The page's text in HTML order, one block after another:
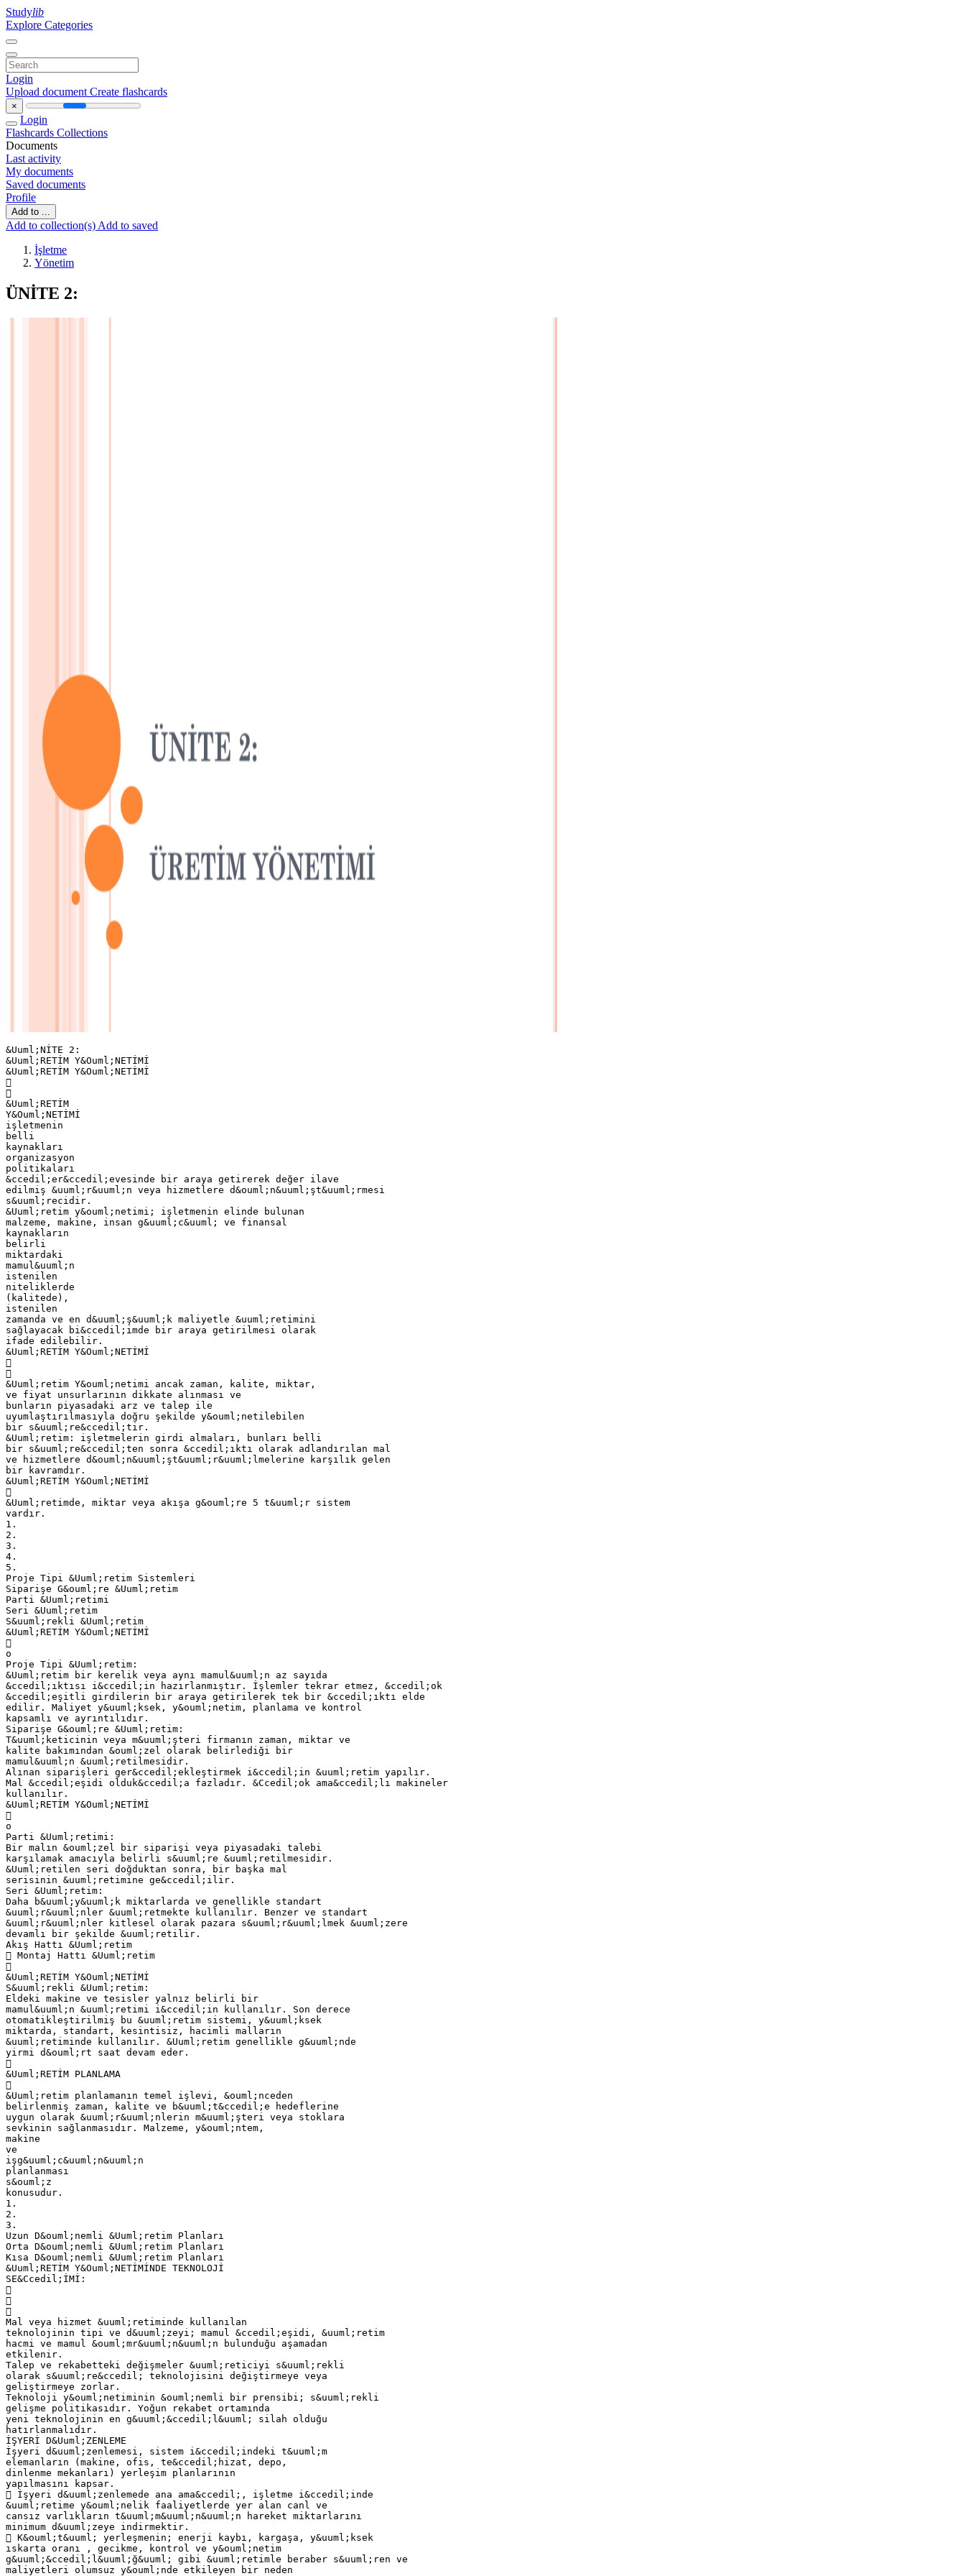
Studylib
Explore Categories
Login
Upload document Create flashcards
×
Login
Flashcards Collections
Documents
Last activity
My documents
Saved documents
Profile
Add to ...
Add to collection(s) Add to saved
İşletme
Yönetim
ÜNİTE 2:
&Uuml;NİTE 2:
&Uuml;RETİM Y&Ouml;NETİMİ
&Uuml;RETİM Y&Ouml;NETİMİ


&Uuml;RETİM
Y&Ouml;NETİMİ
işletmenin
belli
kaynakları
organizasyon
politikaları
&ccedil;er&ccedil;evesinde bir araya getirerek değer ilave
edilmiş &uuml;r&uuml;n veya hizmetlere d&ouml;n&uuml;şt&uuml;rmesi
s&uuml;recidir.
&Uuml;retim y&ouml;netimi; işletmenin elinde bulunan
malzeme, makine, insan g&uuml;c&uuml; ve finansal
kaynakların
belirli
miktardaki
mamul&uuml;n
istenilen
niteliklerde
(kalitede),
istenilen
zamanda ve en d&uuml;ş&uuml;k maliyetle &uuml;retimini
sağlayacak bi&ccedil;imde bir araya getirilmesi olarak
ifade edilebilir.
&Uuml;RETİM Y&Ouml;NETİMİ


&Uuml;retim Y&ouml;netimi ancak zaman, kalite, miktar,
ve fiyat unsurlarının dikkate alınması ve
bunların piyasadaki arz ve talep ile
uyumlaştırılmasıyla doğru şekilde y&ouml;netilebilen
bir s&uuml;re&ccedil;tir.
&Uuml;retim: işletmelerin girdi almaları, bunları belli
bir s&uuml;re&ccedil;ten sonra &ccedil;ıktı olarak adlandırılan mal
ve hizmetlere d&ouml;n&uuml;şt&uuml;r&uuml;lmelerine karşılık gelen
bir kavramdır.
&Uuml;RETİM Y&Ouml;NETİMİ

&Uuml;retimde, miktar veya akışa g&ouml;re 5 t&uuml;r sistem
vardır.
1.
2.
3.
4.
5.
Proje Tipi &Uuml;retim Sistemleri
Siparişe G&ouml;re &Uuml;retim
Parti &Uuml;retimi
Seri &Uuml;retim
S&uuml;rekli &Uuml;retim
&Uuml;RETİM Y&Ouml;NETİMİ

o
Proje Tipi &Uuml;retim:
&Uuml;retim bir kerelik veya aynı mamul&uuml;n az sayıda
&ccedil;ıktısı i&ccedil;in hazırlanmıştır. İşlemler tekrar etmez, &ccedil;ok
&ccedil;eşitli girdilerin bir araya getirilerek tek bir &ccedil;ıktı elde
edilir. Maliyet y&uuml;ksek, y&ouml;netim, planlama ve kontrol
kapsamlı ve ayrıntılıdır.
Siparişe G&ouml;re &Uuml;retim:
T&uuml;keticinin veya m&uuml;şteri firmanın zaman, miktar ve
kalite bakımından &ouml;zel olarak belirlediği bir
mamul&uuml;n &uuml;retilmesidir.
Alınan siparişleri ger&ccedil;ekleştirmek i&ccedil;in &uuml;retim yapılır.
Mal &ccedil;eşidi olduk&ccedil;a fazladır. &Ccedil;ok ama&ccedil;lı makineler
kullanılır.
&Uuml;RETİM Y&Ouml;NETİMİ

o
Parti &Uuml;retimi:
Bir malın &ouml;zel bir siparişi veya piyasadaki talebi
karşılamak amacıyla belirli s&uuml;re &uuml;retilmesidir.
&Uuml;retilen seri doğduktan sonra, bir başka mal
serisinin &uuml;retimine ge&ccedil;ilir.
Seri &Uuml;retim:
Daha b&uuml;y&uuml;k miktarlarda ve genellikle standart
&uuml;r&uuml;nler &uuml;retmekte kullanılır. Benzer ve standart
&uuml;r&uuml;nler kitlesel olarak pazara s&uuml;r&uuml;lmek &uuml;zere
devamlı bir şekilde &uuml;retilir.
Akış Hattı &Uuml;retim
 Montaj Hattı &Uuml;retim

&Uuml;RETİM Y&Ouml;NETİMİ
S&uuml;rekli &Uuml;retim:
Eldeki makine ve tesisler yalnız belirli bir
mamul&uuml;n &uuml;retimi i&ccedil;in kullanılır. Son derece
otomatikleştirilmiş bu &uuml;retim sistemi, y&uuml;ksek
miktarda, standart, kesintisiz, hacimli malların
&uuml;retiminde kullanılır. &Uuml;retim genellikle g&uuml;nde
yirmi d&ouml;rt saat devam eder.

&Uuml;RETİM PLANLAMA

&Uuml;retim planlamanın temel işlevi, &ouml;nceden
belirlenmiş zaman, kalite ve b&uuml;t&ccedil;e hedeflerine
uygun olarak &uuml;r&uuml;nlerin m&uuml;şteri veya stoklara
sevkinin sağlanmasıdır. Malzeme, y&ouml;ntem,
makine
ve
işg&uuml;c&uuml;n&uuml;n
planlanması
s&ouml;z
konusudur.
1.
2.
3.
Uzun D&ouml;nemli &Uuml;retim Planları
Orta D&ouml;nemli &Uuml;retim Planları
Kısa D&ouml;nemli &Uuml;retim Planları
&Uuml;RETİM Y&Ouml;NETİMİNDE TEKNOLOJİ
SE&Ccedil;İMİ:



Mal veya hizmet &uuml;retiminde kullanılan
teknolojinin tipi ve d&uuml;zeyi; mamul &ccedil;eşidi, &uuml;retim
hacmi ve mamul &ouml;mr&uuml;n&uuml;n bulunduğu aşamadan
etkilenir.
Talep ve rekabetteki değişmeler &uuml;reticiyi s&uuml;rekli
olarak s&uuml;re&ccedil; teknolojisini değiştirmeye veya
geliştirmeye zorlar.
Teknoloji y&ouml;netiminin &ouml;nemli bir prensibi; s&uuml;rekli
gelişme politikasıdır. Yoğun rekabet ortamında
yeni teknolojinin en g&uuml;&ccedil;l&uuml; silah olduğu
hatırlanmalıdır.
İŞYERİ D&Uuml;ZENLEME
İşyeri d&uuml;zenlemesi, sistem i&ccedil;indeki t&uuml;m
elemanların (makine, ofis, te&ccedil;hizat, depo,
dinlenme mekanları) yerleşim planlarının
yapılmasını kapsar.
 İşyeri d&uuml;zenlemede ana ama&ccedil;, işletme i&ccedil;inde
&uuml;retime y&ouml;nelik faaliyetlerde yer alan canl ve
cansız varlıkların t&uuml;m&uuml;n&uuml;n hareket miktarlarını
minimum d&uuml;zeye indirmektir.
 K&ouml;t&uuml; yerleşmenin; enerji kaybı, kargaşa, y&uuml;ksek
ıskarta oranı , gecikme, kontrol ve y&ouml;netim
g&uuml;&ccedil;l&uuml;ğ&uuml; gibi &uuml;retimle beraber s&uuml;ren ve
maliyetleri olumsuz y&ouml;nde etkileyen bir neden